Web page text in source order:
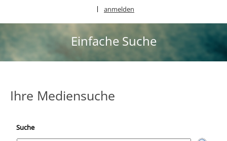
anmelden
Einfache Suche
Ihre Mediensuche
Suche